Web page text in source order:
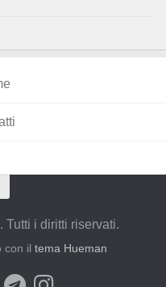
i diritti riservati.
con iltema Hueman